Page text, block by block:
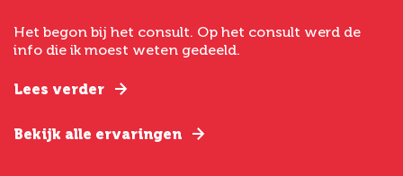
Het begon bij het consult. Op het consult werd de
info die ik moest weten gedeeld.
Lees verder
Bekijk alle ervaringen